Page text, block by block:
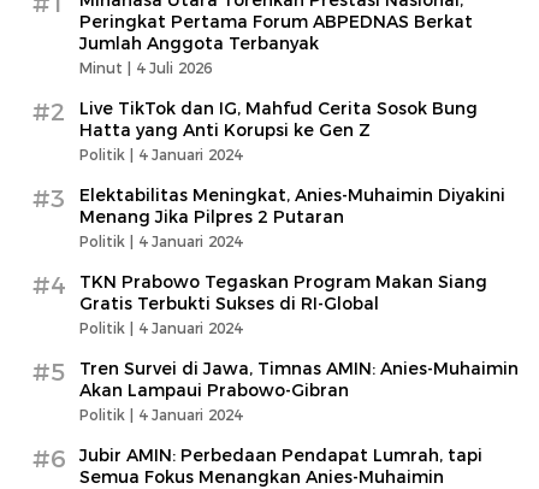
Peringkat Pertama Forum ABPEDNAS Berkat
Jumlah Anggota Terbanyak
Minut | 4 Juli 2026
#2
Live TikTok dan IG, Mahfud Cerita Sosok Bung
Hatta yang Anti Korupsi ke Gen Z
Politik | 4 Januari 2024
#3
Elektabilitas Meningkat, Anies-Muhaimin Diyakini
Menang Jika Pilpres 2 Putaran
Politik | 4 Januari 2024
#4
TKN Prabowo Tegaskan Program Makan Siang
Gratis Terbukti Sukses di RI-Global
Politik | 4 Januari 2024
#5
Tren Survei di Jawa, Timnas AMIN: Anies-Muhaimin
Akan Lampaui Prabowo-Gibran
Politik | 4 Januari 2024
#6
Jubir AMIN: Perbedaan Pendapat Lumrah, tapi
Semua Fokus Menangkan Anies-Muhaimin